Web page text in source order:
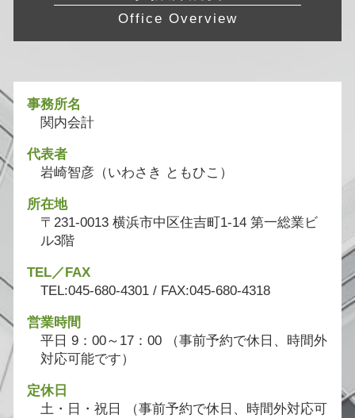
Office Overview
事務所名
関内会計
代表者
岩崎智彦（いわさき ともひこ）
所在地
〒231-0013 横浜市中区住吉町1-14 第一総業ビ
ル3階
TEL／FAX
TEL:045-680-4301 / FAX:045-680-4318
営業時間
平日 9：00～17：00 （事前予約で休日、時間外
対応可能です）
定休日
土・日・祝日 （事前予約で休日、時間外対応可